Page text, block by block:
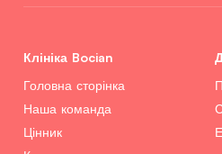
Клініка Bocian
Головна сторінка
Наша команда
Цінник